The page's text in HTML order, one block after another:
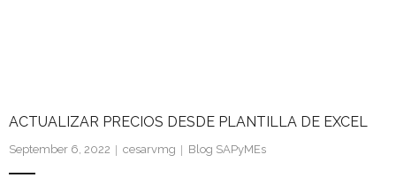
Descargas
ACTUALIZAR PRECIOS DESDE PLANTILLA DE EXCEL
September 6, 2022 cesarvmg Blog SAPyMEs